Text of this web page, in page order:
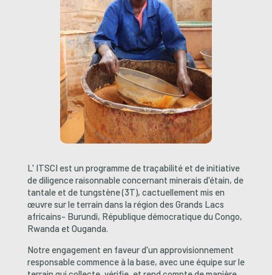
L' ITSCI est un programme de traçabilité et deinitiative
de diligence raisonnable concernant minerais d'étain, de
tantale et de tungstène (3T), cactuellement mis en
œuvre sur le terrain dans la région des Grands Lacs
africains- Burundi, République démocratique du Congo,
Rwanda et Ouganda.
Notre engagement en faveur d'un approvisionnement
responsable commence à la base, avec une équipe sur le